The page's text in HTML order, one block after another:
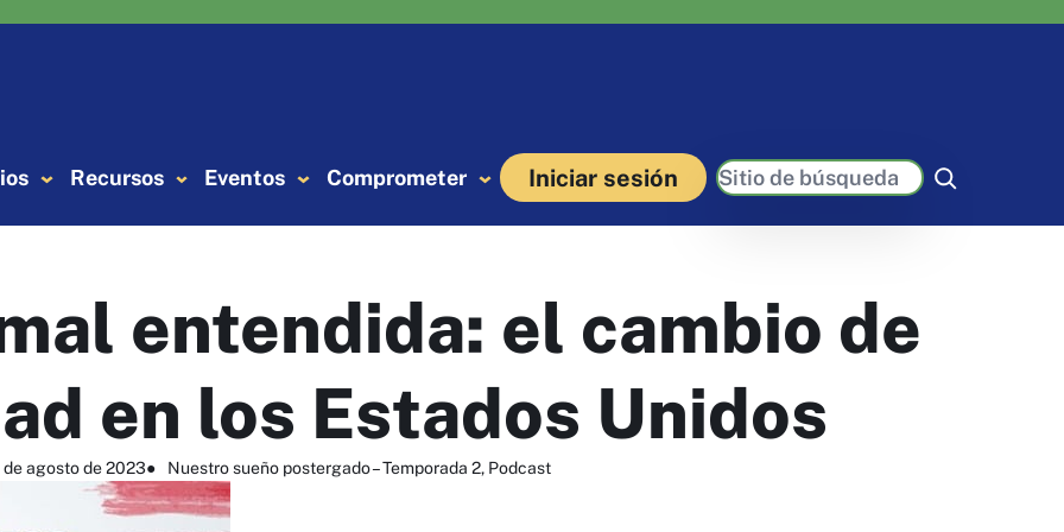
Recursos Eventos Comprometer Iniciar sesión Buscar
entendida: el cambio de
en los Estados Unidos
de agosto de 2023● Nuestro sueño postergado – Temporada 2, Podcast